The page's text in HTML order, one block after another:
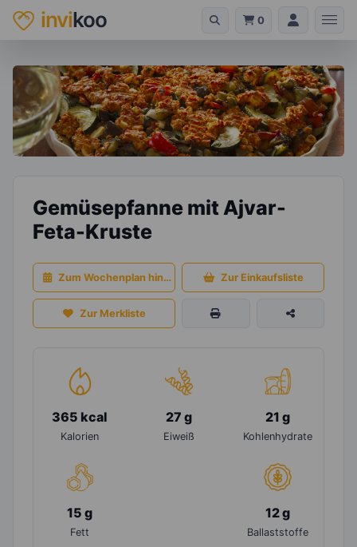
invikoo 0
Gemüsepfanne mit Ajvar-
Feta-Kruste
Zum Wochenplan hinzufügen Zur Einkaufsliste
Zur Merkliste
365 kcal
Kalorien
27 g
Eiweiß
21 g
Kohlenhydrate
15 g
Fett
12 g
Ballaststoffe